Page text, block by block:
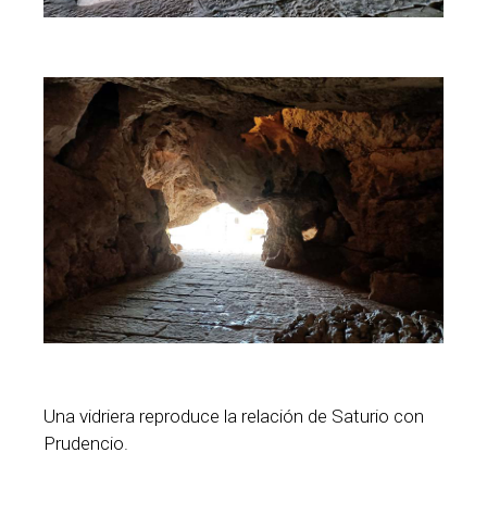
Una vidriera reproduce la relación de Saturio con
Prudencio.